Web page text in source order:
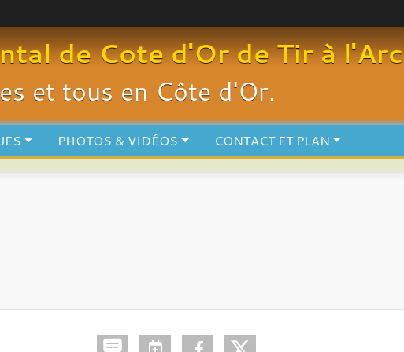
de Cote d'Or de Tir à l'Arc
et tous en Côte d'Or.
PHOTOS & VIDÉOS CONTACT ET PLAN